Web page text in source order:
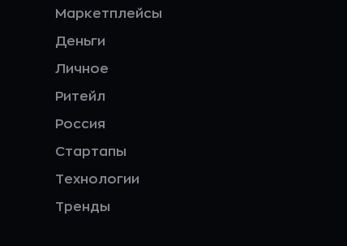
Маркетплейсы
Деньги
Личное
Ритейл
Россия
Стартапы
Технологии
Тренды